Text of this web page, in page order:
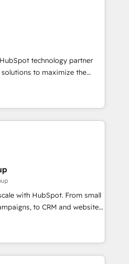
scalable, globally
& RevOps frameworks that
seamless integrations,
with change-
growth With 6 key
and experience across
just like you Let’s
partner you’ve been
technology partner
to maximize the
HubSpot. The fastest-
facilitator, MakeWebBetter,
HubSpot expertise &
Trust us to
years of HubSpot experience
HubSpot Accreditations 🌟
2021 🌟INBOUND’19
CRM. ✔️A team of
pricing models —
Dedicated HubSpot
with HubSpot. From small
to CRM and websites.
in every inch of
work hand-in-hand with your
and build a better
and customers.